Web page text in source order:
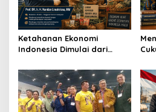
Ketahanan Ekonomi
Indonesia Dimulai dari
Rakyat